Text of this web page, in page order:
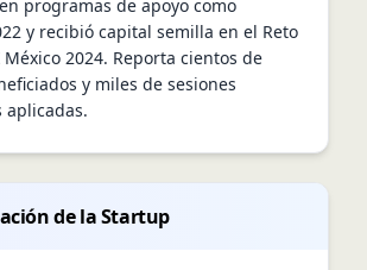
programas de apoyo como
y recibió capital semilla en el Reto
2024. Reporta cientos de
y miles de sesiones
aplicadas.
de la Startup